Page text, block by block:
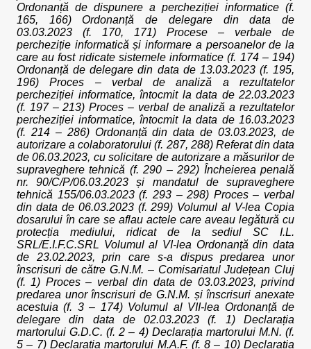
Ordonanță de dispunere a percheziției informatice (f.
165, 166) Ordonanță de delegare din data de
03.03.2023 (f. 170, 171) Procese – verbale de
percheziție informatică și informare a persoanelor de la
care au fost ridicate sistemele informatice (f. 174 – 194)
Ordonanță de delegare din data de 13.03.2023 (f. 195,
196) Proces – verbal de analiză a rezultatelor
percheziției informatice, întocmit la data de 22.03.2023
(f. 197 – 213) Proces – verbal de analiză a rezultatelor
percheziției informatice, întocmit la data de 16.03.2023
(f. 214 – 286) Ordonanță din data de 03.03.2023, de
autorizare a colaboratorului (f. 287, 288) Referat din data
de 06.03.2023, cu solicitare de autorizare a măsurilor de
supraveghere tehnică (f. 290 – 292) Încheierea penală
nr. 90/C/P/06.03.2023 și mandatul de supraveghere
tehnică 155/06.03.2023 (f. 293 – 298) Proces – verbal
din data de 06.03.2023 (f. 299) Volumul al V-lea Copia
dosarului în care se aflau actele care aveau legătură cu
protecția mediului, ridicat de la sediul SC I.L.
SRL/E.I.F.C.SRL Volumul al VI-lea Ordonanță din data
de 23.02.2023, prin care s-a dispus predarea unor
înscrisuri de către G.N.M. – Comisariatul Județean Cluj
(f. 1) Proces – verbal din data de 03.03.2023, privind
predarea unor înscrisuri de G.N.M. și înscrisuri anexate
acestuia (f. 3 – 174) Volumul al VII-lea Ordonanță de
delegare din data de 02.03.2023 (f. 1) Declarația
martorului G.D.C. (f. 2 – 4) Declarația martorului M.N. (f.
5 – 7) Declarația martorului M.A.F. (f. 8 – 10) Declarația